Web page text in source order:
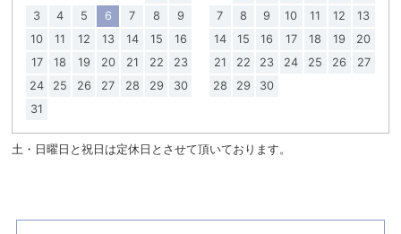
3
4 5 6 7 8
9
10
11 12 13 14 15
16
17
18 19 20 21 22
23
24
25 26 27 28 29
30
31
7
8 9 10 11 12
13
14
15 16 17 18 19
20
21
22 23 24 25 26
27
28
29 30
土・日曜日と祝日は定休日とさせて頂いております。